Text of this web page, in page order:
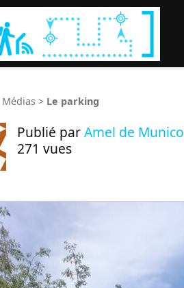
Médias > Le parking
Publié parAmel de Munico
271 vues